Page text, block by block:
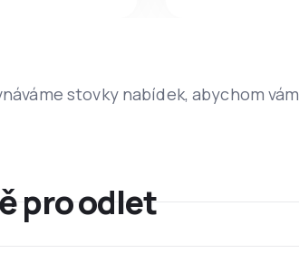
stovky nabídek, abychom vám
pro odlet